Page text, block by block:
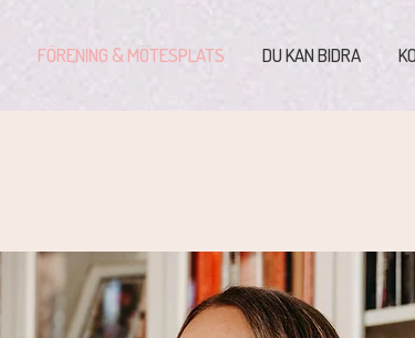
FÖRENING & MÖTESPLATS DU KAN BIDRA